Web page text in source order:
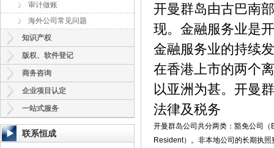
审计做账
海外公司常见问题
知识产权
版权、软件登记
商务咨询
企业项目认定
一站式服务
联系恒成
开曼群岛由古巴南
现。金融服务业是
金融服务业的持续
在香港上市的两个
以亚洲为甚。开曼
法律及税务
开曼群岛公司共分两类：豁免公司
Resident）。非本地公司的长期执